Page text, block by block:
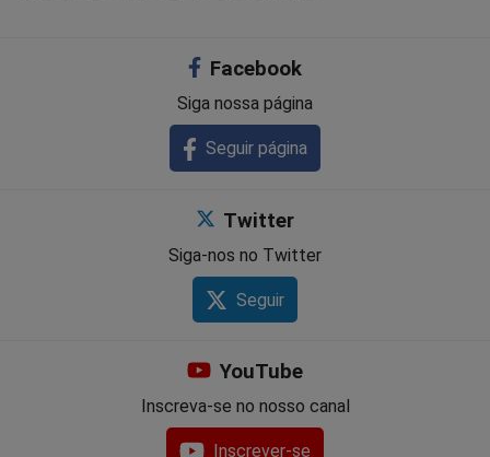
Facebook
Siga nossa página
Seguir página
Twitter
Siga-nos no Twitter
Seguir
YouTube
Inscreva-se no nosso canal
Inscrever-se